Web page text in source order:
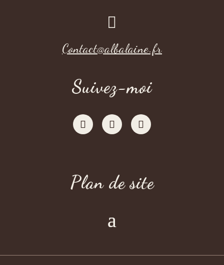

Contact@albalaine.fr
Suivez-moi
Plan de site